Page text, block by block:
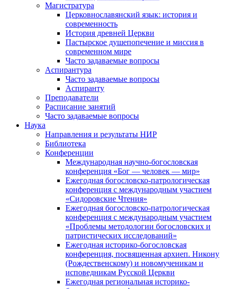
Магистратура
Церковнославянский язык: история и
современность
История древней Церкви
Пастырское душепопечение и миссия в
современном мире
Часто задаваемые вопросы
Аспирантура
Часто задаваемые вопросы
Аспиранту
Преподаватели
Расписание занятий
Часто задаваемые вопросы
Наука
Направления и результаты НИР
Библиотека
Конференции
Международная научно-богословская
конференция «Бог — человек — мир»
Ежегодная богословско-патрологическая
конференция с международным участием
«Сидоровские Чтения»
Ежегодная богословско-патрологическая
конференция с международным участием
«Проблемы методологии богословских и
патристических исследований»
Ежегодная историко-богословская
конференция, посвященная архиеп. Никону
(Рождественскому) и новомученикам и
исповедникам Русской Церкви
Ежегодная региональная историко-